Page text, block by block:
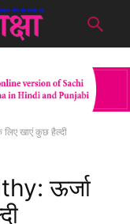
खाएं कुछ हैल्दी
ऊर्जा